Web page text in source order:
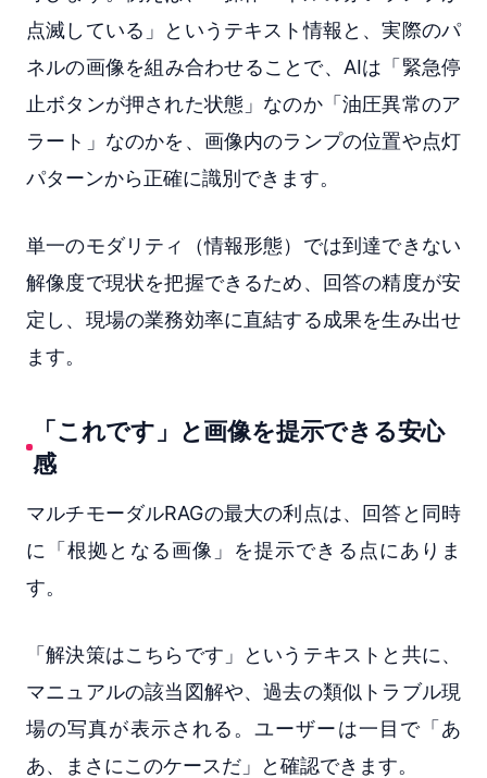
点滅している」というテキスト情報と、実際のパ
ネルの画像を組み合わせることで、AIは「緊急停
止ボタンが押された状態」なのか「油圧異常のア
ラート」なのかを、画像内のランプの位置や点灯
パターンから正確に識別できます。
単一のモダリティ（情報形態）では到達できない
解像度で現状を把握できるため、回答の精度が安
定し、現場の業務効率に直結する成果を生み出せ
ます。
「これです」と画像を提示できる安心
感
マルチモーダルRAGの最大の利点は、回答と同時
に「根拠となる画像」を提示できる点にありま
す。
「解決策はこちらです」というテキストと共に、
マニュアルの該当図解や、過去の類似トラブル現
場の写真が表示される。ユーザーは一目で「あ
あ、まさにこのケースだ」と確認できます。